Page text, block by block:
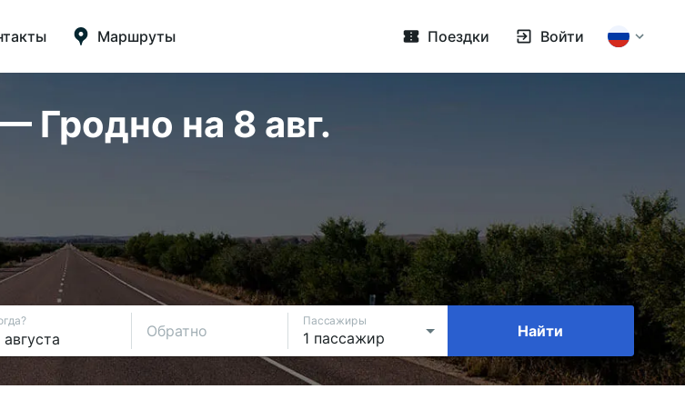
Маршруты Поездки Войти
на 8 авг.
Обратно
Пассажиры
Найти